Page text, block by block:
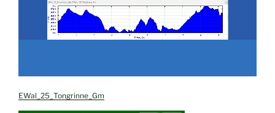
EWal_25_Tongrinne_Gm